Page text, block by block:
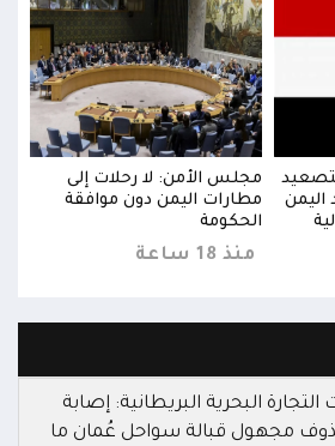
اليمن
مجلس الأمن: لا رحلات إلى
مطارات اليمن دون موافقة
الحكومة
منذ 18 ساعة
البحرية البريطانية: إصابة
مجهول قبالة سواحل عُمان ما